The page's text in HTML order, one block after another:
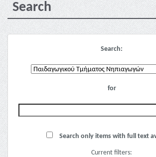
Search
Search:
for
Search only items with full text
Current filters: